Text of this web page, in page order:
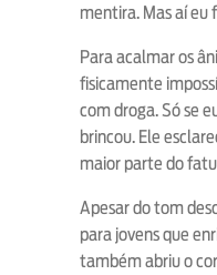
mentira. Mas aí eu
Para acalmar os
fisicamente
com droga. Só se
brincou. Ele
maior parte do
Apesar do tom
para jovens que
também abriu o